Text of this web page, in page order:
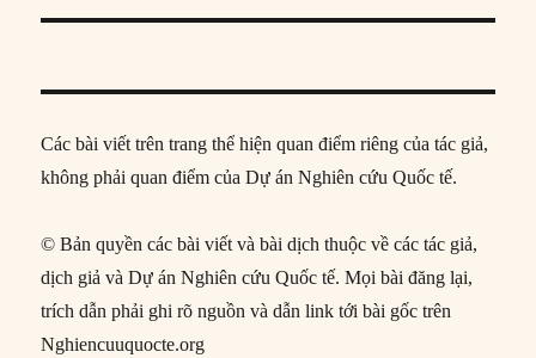
Các bài viết trên trang thể hiện quan điểm riêng của tác giả,
không phải quan điểm của Dự án Nghiên cứu Quốc tế.
© Bản quyền các bài viết và bài dịch thuộc về các tác giả,
dịch giả và Dự án Nghiên cứu Quốc tế. Mọi bài đăng lại,
trích dẫn phải ghi rõ nguồn và dẫn link tới bài gốc trên
Nghiencuuquocte.org